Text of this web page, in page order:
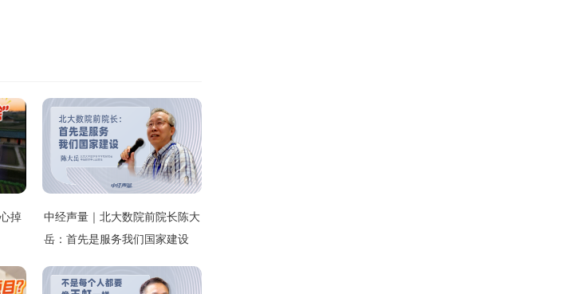
掉
中经声量｜北大数院前院长陈大
岳：首先是服务我们国家建设